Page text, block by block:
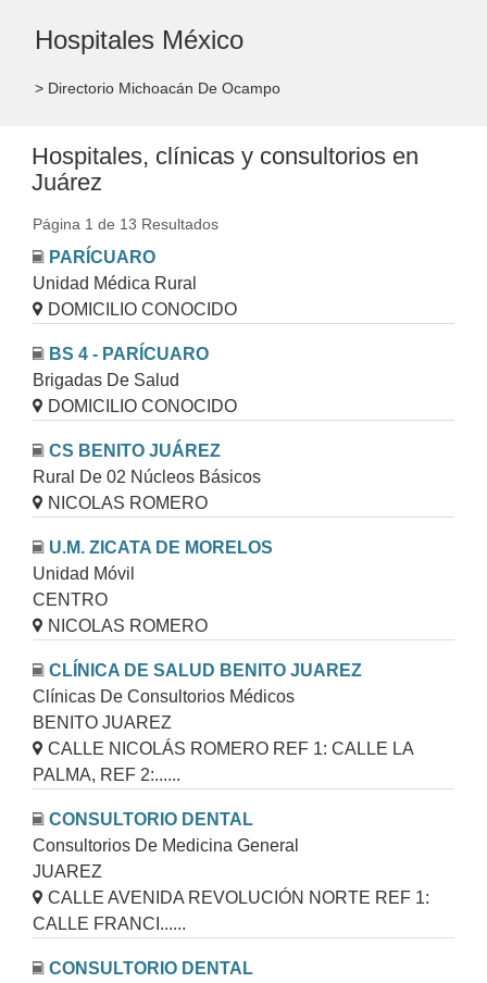
Hospitales México
> Directorio Michoacán De Ocampo
Hospitales, clínicas y consultorios en
Juárez
Página 1 de 13 Resultados
PARÍCUARO
Unidad Médica Rural
DOMICILIO CONOCIDO
BS 4 - PARÍCUARO
Brigadas De Salud
DOMICILIO CONOCIDO
CS BENITO JUÁREZ
Rural De 02 Núcleos Básicos
NICOLAS ROMERO
U.M. ZICATA DE MORELOS
Unidad Móvil
CENTRO
NICOLAS ROMERO
CLÍNICA DE SALUD BENITO JUAREZ
Clínicas De Consultorios Médicos
BENITO JUAREZ
CALLE NICOLÁS ROMERO REF 1: CALLE LA
PALMA, REF 2:......
CONSULTORIO DENTAL
Consultorios De Medicina General
JUAREZ
CALLE AVENIDA REVOLUCIÓN NORTE REF 1:
CALLE FRANCI......
CONSULTORIO DENTAL